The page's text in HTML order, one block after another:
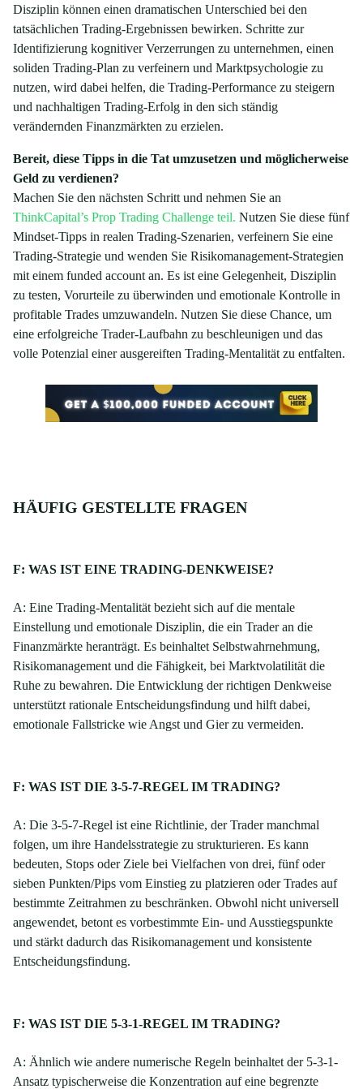
Disziplin können einen dramatischen Unterschied bei den
tatsächlichen Trading-Ergebnissen bewirken. Schritte zur
Identifizierung kognitiver Verzerrungen zu unternehmen, einen
soliden Trading-Plan zu verfeinern und Marktpsychologie zu
nutzen, wird dabei helfen, die Trading-Performance zu steigern
und nachhaltigen Trading-Erfolg in den sich ständig
verändernden Finanzmärkten zu erzielen.
Bereit, diese Tipps in die Tat umzusetzen und möglicherweise
Geld zu verdienen?
Machen Sie den nächsten Schritt und nehmen Sie an
ThinkCapital’s Prop Trading Challenge teil. Nutzen Sie diese fünf
Mindset-Tipps in realen Trading-Szenarien, verfeinern Sie eine
Trading-Strategie und wenden Sie Risikomanagement-Strategien
mit einem funded account an. Es ist eine Gelegenheit, Disziplin
zu testen, Vorurteile zu überwinden und emotionale Kontrolle in
profitable Trades umzuwandeln. Nutzen Sie diese Chance, um
eine erfolgreiche Trader-Laufbahn zu beschleunigen und das
volle Potenzial einer ausgereiften Trading-Mentalität zu entfalten.
HÄUFIG GESTELLTE FRAGEN
F: WAS IST EINE TRADING-DENKWEISE?
A: Eine Trading-Mentalität bezieht sich auf die mentale
Einstellung und emotionale Disziplin, die ein Trader an die
Finanzmärkte heranträgt. Es beinhaltet Selbstwahrnehmung,
Risikomanagement und die Fähigkeit, bei Marktvolatilität die
Ruhe zu bewahren. Die Entwicklung der richtigen Denkweise
unterstützt rationale Entscheidungsfindung und hilft dabei,
emotionale Fallstricke wie Angst und Gier zu vermeiden.
F: WAS IST DIE 3-5-7-REGEL IM TRADING?
A: Die 3-5-7-Regel ist eine Richtlinie, der Trader manchmal
folgen, um ihre Handelsstrategie zu strukturieren. Es kann
bedeuten, Stops oder Ziele bei Vielfachen von drei, fünf oder
sieben Punkten/Pips vom Einstieg zu platzieren oder Trades auf
bestimmte Zeitrahmen zu beschränken. Obwohl nicht universell
angewendet, betont es vorbestimmte Ein- und Ausstiegspunkte
und stärkt dadurch das Risikomanagement und konsistente
Entscheidungsfindung.
F: WAS IST DIE 5-3-1-REGEL IM TRADING?
A: Ähnlich wie andere numerische Regeln beinhaltet der 5-3-1-
Ansatz typischerweise die Konzentration auf eine begrenzte